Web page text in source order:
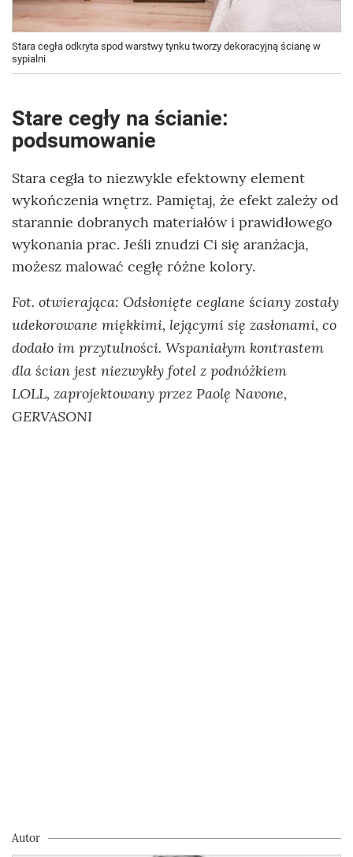
Stara cegła odkryta spod warstwy tynku tworzy dekoracyjną ścianę w
sypialni
Stare cegły na ścianie:
podsumowanie
Stara cegła to niezwykle efektowny element
wykończenia wnętrz. Pamiętaj, że efekt zależy od
starannie dobranych materiałów i prawidłowego
wykonania prac. Jeśli znudzi Ci się aranżacja,
możesz malować cegłę różne kolory.
Fot. otwierająca: Odsłonięte ceglane ściany zostały
udekorowane miękkimi, lejącymi się zasłonami, co
dodało im przytulności. Wspaniałym kontrastem
dla ścian jest niezwykły fotel z podnóżkiem
LOLL, zaprojektowany przez Paolę Navone,
GERVASONI
Autor